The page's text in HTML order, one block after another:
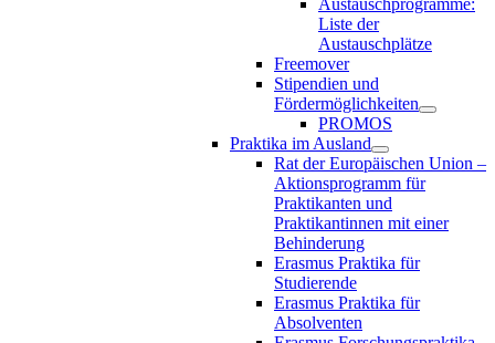
Liste der
Austauschplätze
Freemover
Stipendien und
Fördermöglichkeiten
PROMOS
Praktika im Ausland
Rat der Europäischen Union –
Aktionsprogramm für
Praktikanten und
Praktikantinnen mit einer
Behinderung
Erasmus Praktika für
Studierende
Erasmus Praktika für
Absolventen